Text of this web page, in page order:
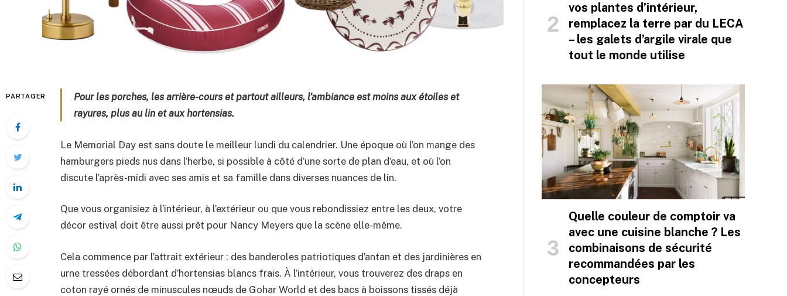
PARTAGER
Pour les porches, les arrière-cours et partout ailleurs, l’ambiance est moins aux étoiles et
rayures, plus au lin et aux hortensias.
Le Memorial Day est sans doute le meilleur lundi du calendrier. Une époque où l’on mange des
hamburgers pieds nus dans l’herbe, si possible à côté d’une sorte de plan d’eau, et où l’on
discute l’après-midi avec ses amis et sa famille dans diverses nuances de lin.
Que vous organisiez à l’intérieur, à l’extérieur ou que vous rebondissiez entre les deux, votre
décor estival doit être aussi prêt pour Nancy Meyers que la scène elle-même.
Cela commence par l’attrait extérieur : des banderoles patriotiques d’antan et des jardinières en
urne tressées débordant d’hortensias blancs frais. À l’intérieur, vous trouverez des draps en
coton rayé ornés de minuscules nœuds de Gohar World et des bacs à boissons tissés déjà
vos plantes d’intérieur,
remplacez la terre par du LECA
– les galets d’argile virale que
tout le monde utilise
Quelle couleur de comptoir va
avec une cuisine blanche ? Les
combinaisons de sécurité
recommandées par les
concepteurs